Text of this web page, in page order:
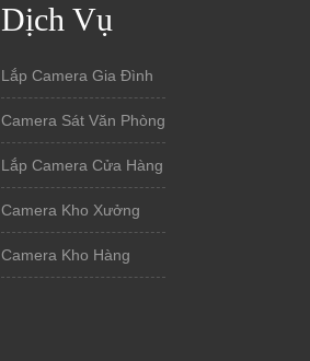
Dịch Vụ
Lắp Camera Gia Đình
Camera Sát Văn Phòng
Lắp Camera Cửa Hàng
Camera Kho Xưởng
Camera Kho Hàng